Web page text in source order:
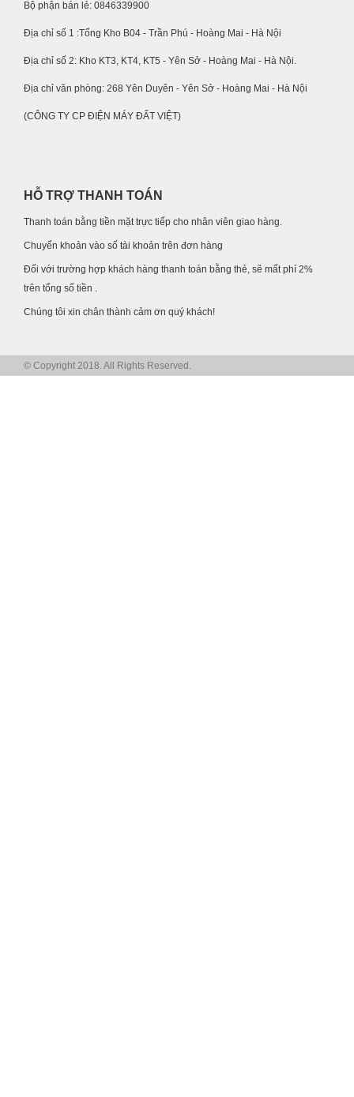
Bộ phận bán lẻ: 0846339900
Địa chỉ số 1 :Tổng Kho B04 - Trần Phú - Hoàng Mai - Hà Nội
Địa chỉ số 2: Kho KT3, KT4, KT5 - Yên Sở - Hoàng Mai - Hà Nội.
Địa chỉ văn phòng: 268 Yên Duyên - Yên Sở - Hoàng Mai - Hà Nội
(CÔNG TY CP ĐIỆN MÁY ĐẤT VIỆT)
HỖ TRỢ THANH TOÁN
Thanh toán bằng tiền mặt trực tiếp cho nhân viên giao hàng.
Chuyển khoản vào số tài khoản trên đơn hàng
Đối với trường hợp khách hàng thanh toán bằng thẻ, sẽ mất phí 2%
trên tổng số tiền .
Chúng tôi xin chân thành cảm ơn quý khách!
© Copyright 2018. All Rights Reserved.